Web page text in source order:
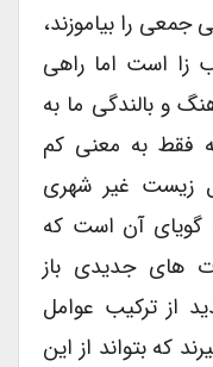
را بیاموزند،
است اما راهی
و بالندگی ما به
فقط به معنی کم
زیست غیر شهری
آن است که
های جدیدی باز
از ترکیب عوامل
که بتواند از این